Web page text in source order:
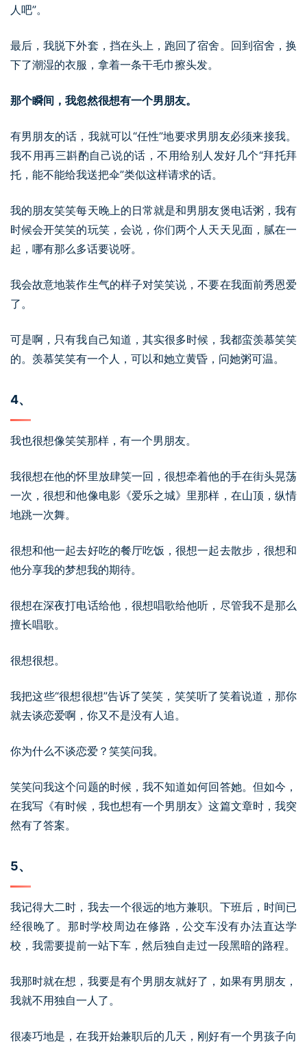
人吧”。
最后，我脱下外套，挡在头上，跑回了宿舍。回到宿舍，换
下了潮湿的衣服，拿着一条干毛巾擦头发。
那个瞬间，我忽然很想有一个男朋友。
有男朋友的话，我就可以“任性”地要求男朋友必须来接我。
我不用再三斟酌自己说的话，不用给别人发好几个“拜托拜
托，能不能给我送把伞”类似这样请求的话。
我的朋友笑笑每天晚上的日常就是和男朋友煲电话粥，我有
时候会开笑笑的玩笑，会说，你们两个人天天见面，腻在一
起，哪有那么多话要说呀。
我会故意地装作生气的样子对笑笑说，不要在我面前秀恩爱
了。
可是啊，只有我自己知道，其实很多时候，我都蛮羡慕笑笑
的。羡慕笑笑有一个人，可以和她立黄昏，问她粥可温。
4、
我也很想像笑笑那样，有一个男朋友。
我很想在他的怀里放肆笑一回，很想牵着他的手在街头晃荡
一次，很想和他像电影《爱乐之城》里那样，在山顶，纵情
地跳一次舞。
很想和他一起去好吃的餐厅吃饭，很想一起去散步，很想和
他分享我的梦想我的期待。
很想在深夜打电话给他，很想唱歌给他听，尽管我不是那么
擅长唱歌。
很想很想。
我把这些“很想很想”告诉了笑笑，笑笑听了笑着说道，那你
就去谈恋爱啊，你又不是没有人追。
你为什么不谈恋爱？笑笑问我。
笑笑问我这个问题的时候，我不知道如何回答她。但如今，
在我写《有时候，我也想有一个男朋友》这篇文章时，我突
然有了答案。
5、
我记得大二时，我去一个很远的地方兼职。下班后，时间已
经很晚了。那时学校周边在修路，公交车没有办法直达学
校，我需要提前一站下车，然后独自走过一段黑暗的路程。
我那时就在想，我要是有个男朋友就好了，如果有男朋友，
我就不用独自一人了。
很凑巧地是，在我开始兼职后的几天，刚好有一个男孩子向